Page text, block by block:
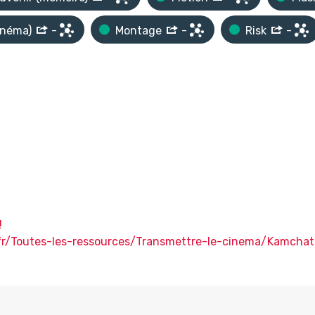
- Montage - Risk -
les-ressources/Transmettre-le-cinema/